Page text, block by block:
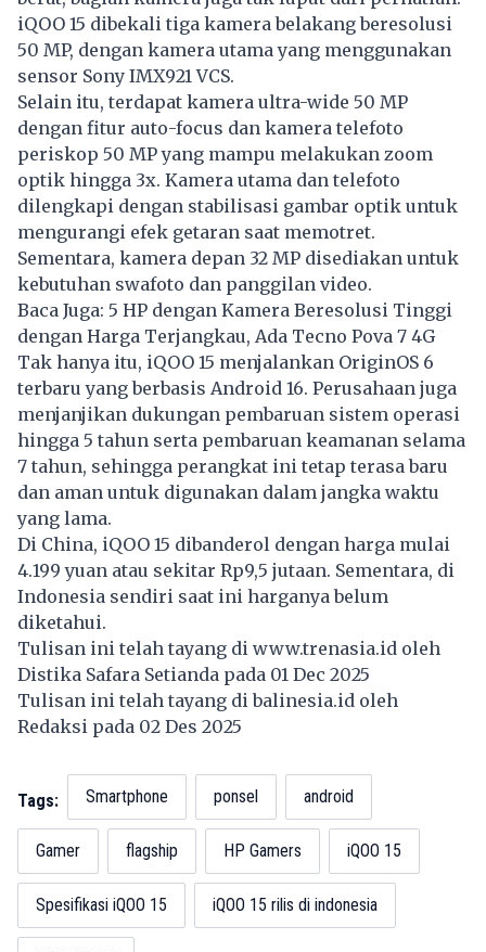
iQOO 15 dibekali tiga kamera belakang beresolusi
50 MP, dengan kamera utama yang menggunakan
sensor Sony IMX921 VCS.
Selain itu, terdapat kamera ultra-wide 50 MP
dengan fitur auto-focus dan kamera telefoto
periskop 50 MP yang mampu melakukan zoom
optik hingga 3x. Kamera utama dan telefoto
dilengkapi dengan stabilisasi gambar optik untuk
mengurangi efek getaran saat memotret.
Sementara, kamera depan 32 MP disediakan untuk
kebutuhan swafoto dan panggilan video.
Baca Juga: 5 HP dengan Kamera Beresolusi Tinggi
dengan Harga Terjangkau, Ada Tecno Pova 7 4G
Tak hanya itu, iQOO 15 menjalankan OriginOS 6
terbaru yang berbasis Android 16. Perusahaan juga
menjanjikan dukungan pembaruan sistem operasi
hingga 5 tahun serta pembaruan keamanan selama
7 tahun, sehingga perangkat ini tetap terasa baru
dan aman untuk digunakan dalam jangka waktu
yang lama.
Di China, iQOO 15 dibanderol dengan harga mulai
4.199 yuan atau sekitar Rp9,5 jutaan. Sementara, di
Indonesia sendiri saat ini harganya belum
diketahui.
Tulisan ini telah tayang di www.trenasia.id oleh
Distika Safara Setianda pada 01 Dec 2025
Tulisan ini telah tayang dibalinesia.id oleh
Redaksi pada 02 Des 2025
Tags: Smartphone ponsel android
Gamer flagship HP Gamers iQOO 15
Spesifikasi iQOO 15 iQOO 15 rilis di indonesia